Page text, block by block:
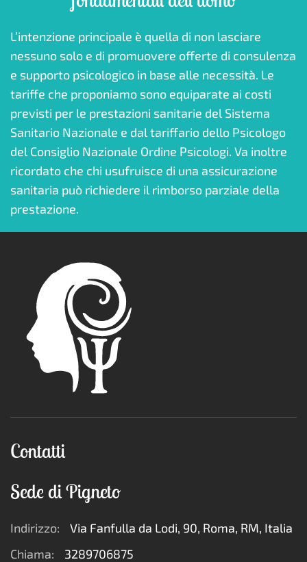
L’intenzione principale è quella di non lasciare
nessuno solo e di promuovere offerte di consulenza
e supporto psicologico in base alle necessità. Le
tariffe che proponiamo sono equiparate ai costi
previsti per le prestazioni sanitarie del Sistema
Sanitario Nazionale e dal tariffario dello Psicologo
del Consiglio Nazionale Ordine Psicologi. Va inoltre
ricordato che chi usufruisce di una assicurazione
sanitaria può richiedere il rimborso parziale della
prestazione.
Contatti
Sede di Pigneto
Indirizzo:
Via Fanfulla da Lodi, 90, Roma, RM, Italia
Chiama:
3289706875